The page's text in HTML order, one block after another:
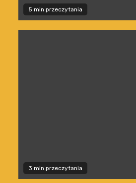
5 min przeczytania
3 min przeczytania